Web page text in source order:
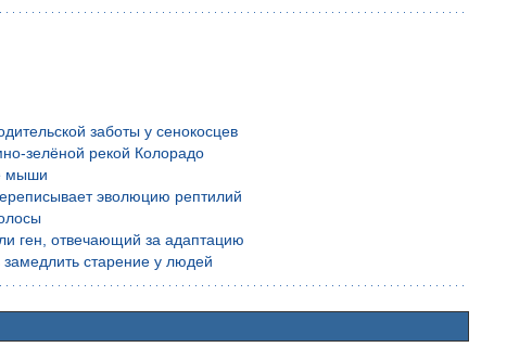
заботы у сенокосцев
зелёной рекой Колорадо
мыши
эволюцию рептилий
ген, отвечающий за адаптацию
старение у людей